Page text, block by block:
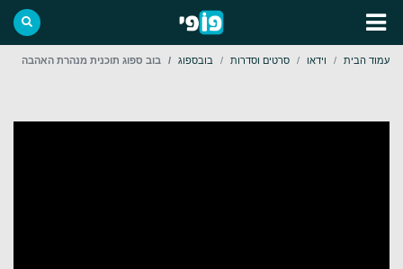
עמוד הבית וידאו סרטים וסדרות בובספוג בוב ספוג תוכנית מנהרת האהבה